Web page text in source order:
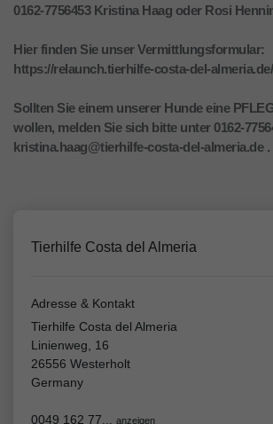
0162-7756453 Kristina Haag oder Rosi
Hier finden Sie unser Vermittlungsformular:
https://relaunch.tierhilfe-costa-del-
Sollten Sie einem unserer Hunde eine
wollen, melden Sie sich bitte unter 0162-
kristina.haag@tierhilfe-costa-del-almeria.de .
Tierhilfe Costa del Almeria
Adresse & Kontakt
Tierhilfe Costa del Almeria
Linienweg, 16
26556 Westerholt
Germany
0049 162 77... anzeigen